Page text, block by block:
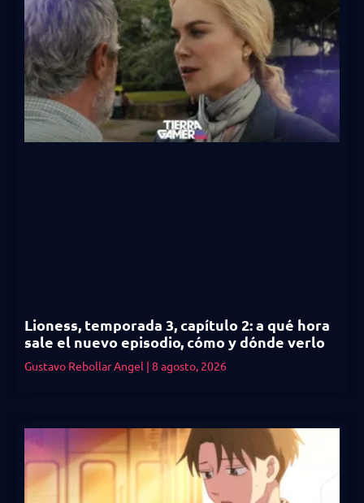
Lioness, temporada 3, capítulo 2: a qué hora
sale el nuevo episodio, cómo y dónde verlo
Gustavo Rebollar Angel 8 agosto, 2026